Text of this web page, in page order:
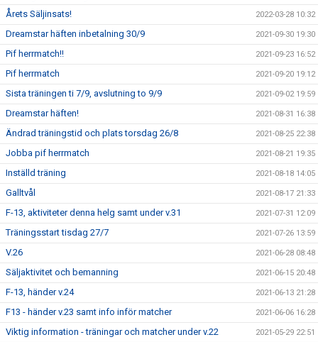
Årets Säljinsats! 2022-03-28 10:32
Dreamstar häften inbetalning 30/9 2021-09-30 19:30
Pif herrmatch!! 2021-09-23 16:52
Pif herrmatch 2021-09-20 19:12
Sista träningen ti 7/9, avslutning to 9/9 2021-09-02 19:59
Dreamstar häften! 2021-08-31 16:38
Ändrad träningstid och plats torsdag 26/8 2021-08-25 22:38
Jobba pif herrmatch 2021-08-21 19:35
Inställd träning 2021-08-18 14:05
Galltvål 2021-08-17 21:33
F-13, aktiviteter denna helg samt under v.31 2021-07-31 12:09
Träningsstart tisdag 27/7 2021-07-26 13:59
V.26 2021-06-28 08:48
Säljaktivitet och bemanning 2021-06-15 20:48
F-13, händer v.24 2021-06-13 21:28
F13 - händer v.23 samt info inför matcher 2021-06-06 16:28
Viktig information - träningar och matcher under v.22 2021-05-29 22:51